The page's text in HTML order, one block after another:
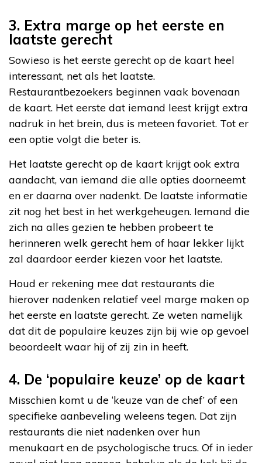
3. Extra marge op het eerste en
laatste gerecht
Sowieso is het eerste gerecht op de kaart heel
interessant, net als het laatste.
Restaurantbezoekers beginnen vaak bovenaan
de kaart. Het eerste dat iemand leest krijgt extra
nadruk in het brein, dus is meteen favoriet. Tot er
een optie volgt die beter is.
Het laatste gerecht op de kaart krijgt ook extra
aandacht, van iemand die alle opties doorneemt
en er daarna over nadenkt. De laatste informatie
zit nog het best in het werkgeheugen. Iemand die
zich na alles gezien te hebben probeert te
herinneren welk gerecht hem of haar lekker lijkt
zal daardoor eerder kiezen voor het laatste.
Houd er rekening mee dat restaurants die
hierover nadenken relatief veel marge maken op
het eerste en laatste gerecht. Ze weten namelijk
dat dit de populaire keuzes zijn bij wie op gevoel
beoordeelt waar hij of zij zin in heeft.
4. De ‘populaire keuze’ op de kaart
Misschien komt u de ‘keuze van de chef’ of een
specifieke aanbeveling weleens tegen. Dat zijn
restaurants die niet nadenken over hun
menukaart en de psychologische trucs. Of in ieder